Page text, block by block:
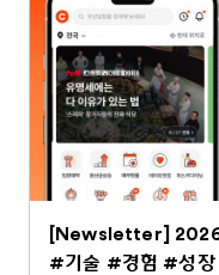
[Newsletter] 2026
#기술 #경험 #성장